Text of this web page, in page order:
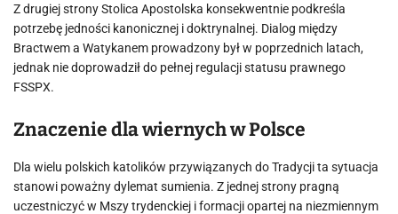
Z drugiej strony Stolica Apostolska konsekwentnie podkreśla
potrzebę jedności kanonicznej i doktrynalnej. Dialog między
Bractwem a Watykanem prowadzony był w poprzednich latach,
jednak nie doprowadził do pełnej regulacji statusu prawnego
FSSPX.
Znaczenie dla wiernych w Polsce
Dla wielu polskich katolików przywiązanych do Tradycji ta sytuacja
stanowi poważny dylemat sumienia. Z jednej strony pragną
uczestniczyć w Mszy trydenckiej i formacji opartej na niezmiennym